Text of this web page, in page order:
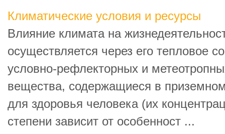
Климатические условия и ресурсы
Влияние климата на
осуществляется через его тепловое
условно-рефлекторных и
вещества, содержащиеся в
для здоровья человека (их
степени зависит от особенност ...